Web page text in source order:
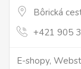
Bôrická
+421 905
E-shopy,